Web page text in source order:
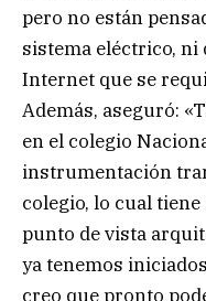
pero no están
sistema eléctrico, ni
Internet que se
Además, aseguró:
en el colegio
instrumentación
colegio, lo cual
punto de vista
ya tenemos
creo que pronto